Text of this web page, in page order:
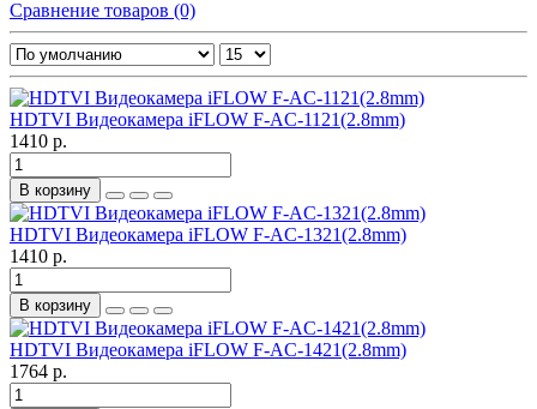
Сравнение товаров (0)
HDTVI Видеокамера iFLOW F-AC-1121(2.8mm)
1410 р.
В корзину
HDTVI Видеокамера iFLOW F-AC-1321(2.8mm)
1410 р.
В корзину
HDTVI Видеокамера iFLOW F-AC-1421(2.8mm)
1764 р.